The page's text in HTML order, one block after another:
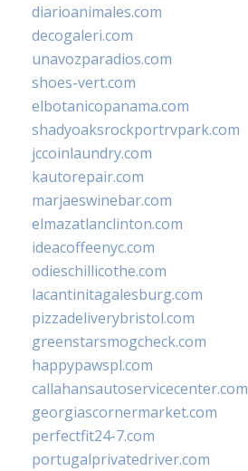
diarioanimales.com
decogaleri.com
unavozparadios.com
shoes-vert.com
elbotanicopanama.com
shadyoaksrockportrvpark.com
jccoinlaundry.com
kautorepair.com
marjaeswinebar.com
elmazatlanclinton.com
ideacoffeenyc.com
odieschillicothe.com
lacantinitagalesburg.com
pizzadeliverybristol.com
greenstarsmogcheck.com
happypawspl.com
callahansautoservicecenter.com
georgiascornermarket.com
perfectfit24-7.com
portugalprivatedriver.com